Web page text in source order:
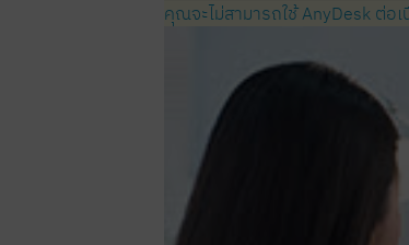
คุณจะไม่สามารถใช้ AnyDesk ต่อ